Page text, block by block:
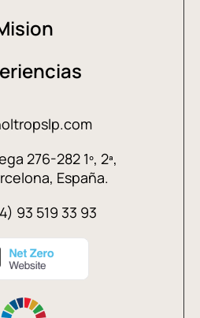
276-282 1º, 2ª,
España.
93 519 33 93